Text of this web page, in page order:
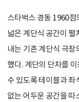
스타벅스 경동 1960점
넓은 계단식 공간이 펼
내는 기존 계단식 극장
했다. 계단의 단차를
수 있도록 테이블과 좌
없는 어두운 공간을 따